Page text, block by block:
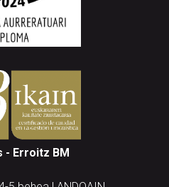
- Erroitz BM
5 behea | ANDOAIN
Faxa: 943 300 731